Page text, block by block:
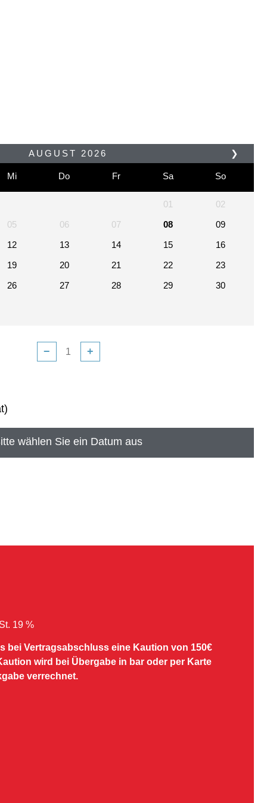
❯
AUGUST 2026
Mi Do Fr Sa So
01
02
05 06 07 08
09
12 13 14 15
16
19 20 21 22
23
26 27 28 29
30
− +
wählen Sie ein Datum aus
19 %
bei Vertragsabschluss eine Kaution von 150€
wird bei Übergabe in bar oder per Karte
verrechnet.